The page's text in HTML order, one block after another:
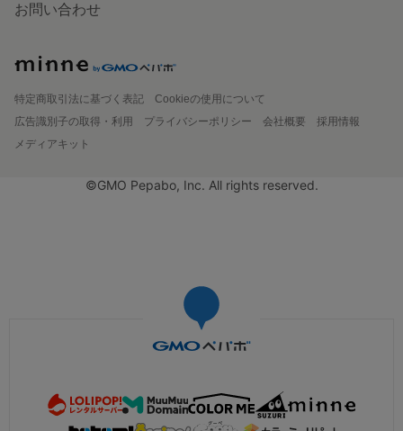
お問い合わせ
特定商取引法に基づく表記
Cookieの使用について
広告識別子の取得・利用
プライバシーポリシー 会社概要
採用情報
メディアキット
©GMO Pepabo, Inc. All rights reserved.